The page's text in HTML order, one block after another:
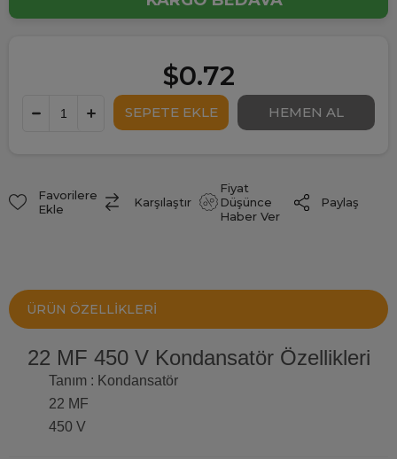
$0.72
Favorilere
Ekle
Karşılaştır
Fiyat
Düşünce
Haber Ver
Paylaş
ÜRÜN ÖZELLIKLERI
22 MF 450 V Kondansatör Özellikleri
Tanım : Kondansatör
22 MF
450 V